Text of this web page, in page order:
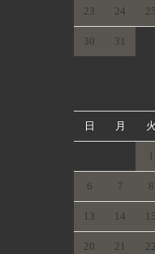
23 24 25
30 31
日 月 火
1
6 7 8
13 14 15
20 21 22